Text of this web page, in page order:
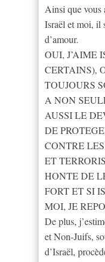
Ainsi que vous
Israël et moi, il
d’amour.
OUI, J’AIME
CERTAINS),
TOUJOURS
A NON
AUSSI LE
DE
CONTRE
ET
HONTE DE
FORT ET SI
MOI, JE
De plus,
et Non-Juifs,
d’Israël,